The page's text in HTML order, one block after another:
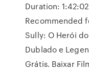
Duration:
Recommended
Sully: O Herói
Dublado e
Grátis. Baixar